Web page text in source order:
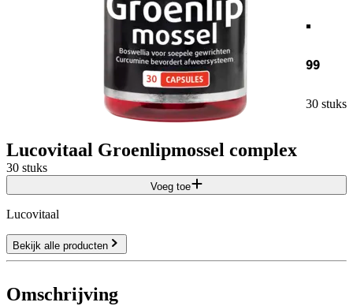
.
99
30 stuks
Lucovitaal Groenlipmossel complex
30 stuks
Voeg toe
Lucovitaal
Bekijk alle producten
Omschrijving